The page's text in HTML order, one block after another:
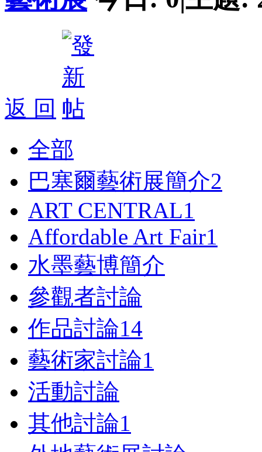
返 回
全部
巴塞爾藝術展簡介2
ART CENTRAL1
Affordable Art Fair1
水墨藝博簡介
參觀者討論
作品討論14
藝術家討論1
活動討論
其他討論1